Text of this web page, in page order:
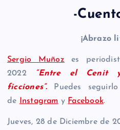
-
¡Abrazo
Sergio Muñoz es
2022 “Entre el Cenit
ficciones”. Puedes
de
Instagram y Facebook.
Jueves, 28 de Diciembre de